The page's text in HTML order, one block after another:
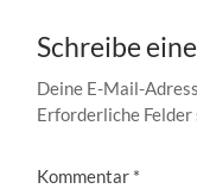
Schreibe
Deine E-Mail-
Erforderliche Felder
Kommentar *